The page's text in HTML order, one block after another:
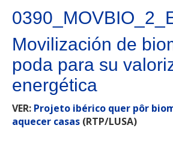
Movilización de
poda para su
energética
VER: Projeto ibérico quer pôr
aquecer casas (RTP/LUSA)